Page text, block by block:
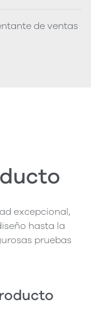
de ventas
excepcional,
hasta la
pruebas